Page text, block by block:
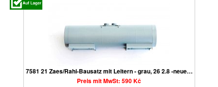
7581 21 Zaes/Rahi-Bausatz mit Leitern - grau, 26 2.8 -neue…
Preis mit MwSt: 590 Kč